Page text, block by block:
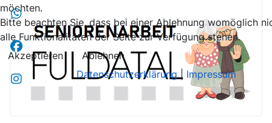
möchten.
Bitte beachten Sie, dass bei einer Ablehnung womöglich
alle Funktionalitäten der Seite zur Verfügung stehen.
Akzeptieren
Ablehnen
Datenschutzerklärung
Impressum